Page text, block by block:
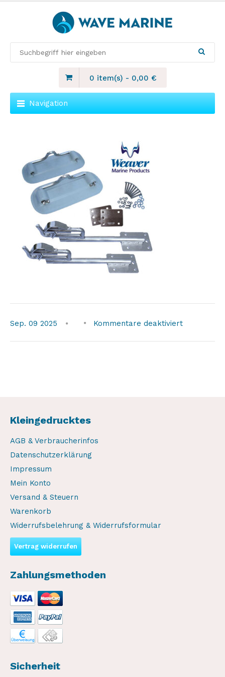
0 item(s) - 0,00 €
Navigation
Sep. 09 2025 Kommentare deaktiviertfür
Kleingedrucktes
AGB & Verbraucherinfos
Datenschutzerklärung
Impressum
Mein Konto
Versand & Steuern
Warenkorb
Widerrufsbelehrung & Widerrufsformular
Vertrag widerrufen
Zahlungsmethoden
Sicherheit